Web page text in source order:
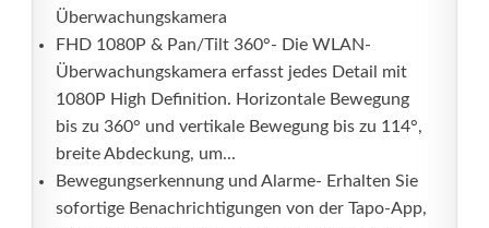
Überwachungskamera
FHD 1080P & Pan/Tilt 360°- Die WLAN-
Überwachungskamera erfasst jedes Detail mit
1080P High Definition. Horizontale Bewegung
bis zu 360° und vertikale Bewegung bis zu 114°,
breite Abdeckung, um...
Bewegungserkennung und Alarme- Erhalten Sie
sofortige Benachrichtigungen von der Tapo-App,